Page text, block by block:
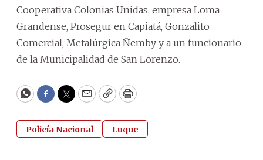
Cooperativa Colonias Unidas, empresa Loma
Grandense, Prosegur en Capiatá, Gonzalito
Comercial, Metalúrgica Ñemby y a un funcionario
de la Municipalidad de San Lorenzo.
WhatsApp
Facebook
Twitter
EmailCopyPrint
Policía Nacional Luque